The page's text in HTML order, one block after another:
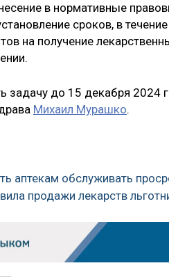
в нормативные
сроков, в
на получение
задачу до 15 декабря 2024
Михаил Мурашко.
аптекам обслуживать
продажи лекарств